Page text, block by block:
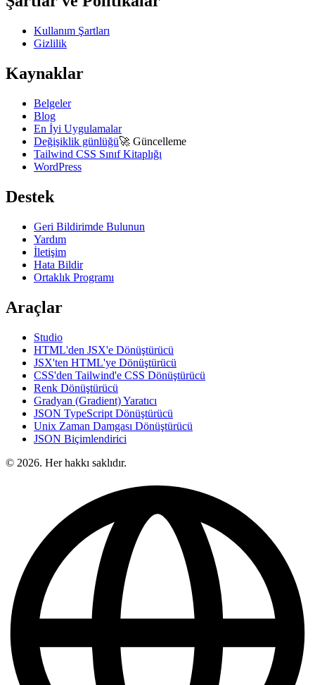
Kullanım Şartları
Gizlilik
Kaynaklar
Belgeler
Blog
En İyi Uygulamalar
Değişiklik günlüğü🚀 Güncelleme
Tailwind CSS Sınıf Kitaplığı
WordPress
Destek
Geri Bildirimde Bulunun
Yardım
İletişim
Hata Bildir
Ortaklık Programı
Araçlar
Studio
HTML'den JSX'e Dönüştürücü
JSX'ten HTML'ye Dönüştürücü
CSS'den Tailwind'e CSS Dönüştürücü
Renk Dönüştürücü
Gradyan (Gradient) Yaratıcı
JSON TypeScript Dönüştürücü
Unix Zaman Damgası Dönüştürücü
JSON Biçimlendirici
© 2026. Her hakkı saklıdır.